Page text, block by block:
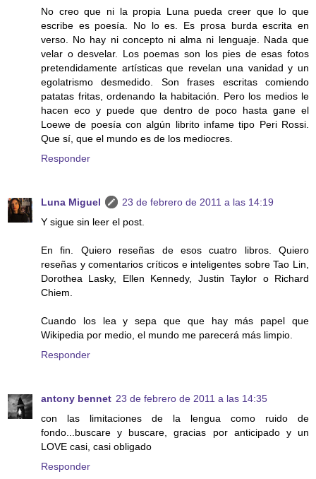
No creo que ni la propia Luna pueda creer que lo que
escribe es poesía. No lo es. Es prosa burda escrita en
verso. No hay ni concepto ni alma ni lenguaje. Nada que
velar o desvelar. Los poemas son los pies de esas fotos
pretendidamente artísticas que revelan una vanidad y un
egolatrismo desmedido. Son frases escritas comiendo
patatas fritas, ordenando la habitación. Pero los medios le
hacen eco y puede que dentro de poco hasta gane el
Loewe de poesía con algún librito infame tipo Peri Rossi.
Que sí, que el mundo es de los mediocres.
Responder
Luna Miguel
23 de febrero de 2011 a las 14:19
Y sigue sin leer el post.
En fin. Quiero reseñas de esos cuatro libros. Quiero
reseñas y comentarios críticos e inteligentes sobre Tao Lin,
Dorothea Lasky, Ellen Kennedy, Justin Taylor o Richard
Chiem.
Cuando los lea y sepa que que hay más papel que
Wikipedia por medio, el mundo me parecerá más limpio.
Responder
antony bennet 23 de febrero de 2011 a las 14:35
con las limitaciones de la lengua como ruido de
fondo...buscare y buscare, gracias por anticipado y un
LOVE casi, casi obligado
Responder